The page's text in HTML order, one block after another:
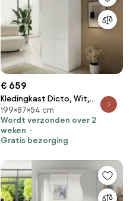
€ 659
Kledingkast Dicto, Wit,
199x87x54cm, Kledingkast
deuren: Met scharnieren,
Aantal planken: 1, Aantal
planken: 1
199×87×54 cm
Wordt verzonden over 2
weken
Gratis bezorging